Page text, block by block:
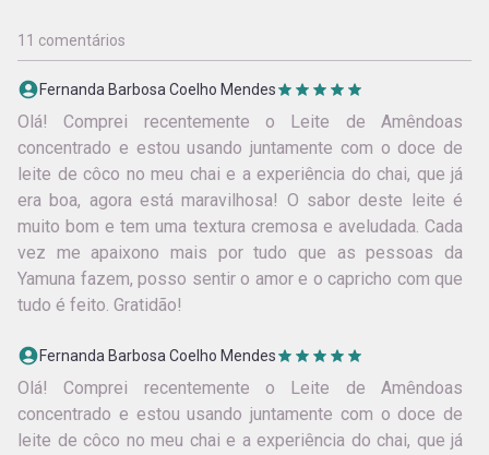
11 comentários
Fernanda Barbosa Coelho Mendes
Olá! Comprei recentemente o Leite de Amêndoas
concentrado e estou usando juntamente com o doce de
leite de côco no meu chai e a experiência do chai, que já
era boa, agora está maravilhosa! O sabor deste leite é
muito bom e tem uma textura cremosa e aveludada. Cada
vez me apaixono mais por tudo que as pessoas da
Yamuna fazem, posso sentir o amor e o capricho com que
tudo é feito. Gratidão!
Fernanda Barbosa Coelho Mendes
Olá! Comprei recentemente o Leite de Amêndoas
concentrado e estou usando juntamente com o doce de
leite de côco no meu chai e a experiência do chai, que já